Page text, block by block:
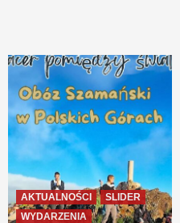
AKTUALNOŚCI
SLIDER
WYDARZENIA